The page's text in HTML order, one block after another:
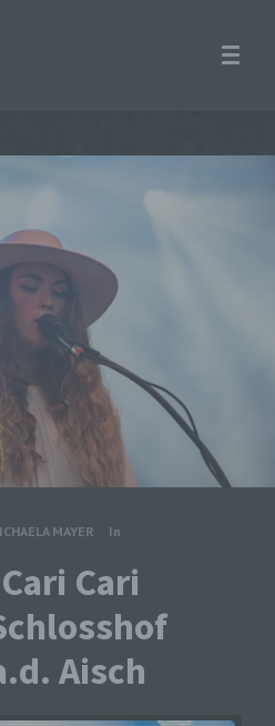
MAYER In
Cari
Aisch